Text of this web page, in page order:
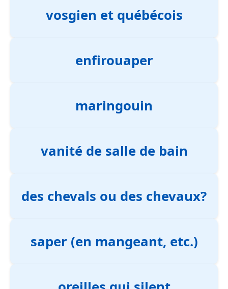
vosgien et québécois
enfirouaper
maringouin
vanité de salle de bain
des chevals ou des chevaux?
saper (en mangeant, etc.)